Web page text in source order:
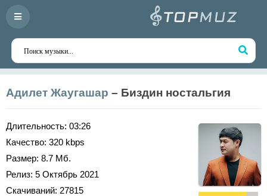
Адилет Жаугашар – Биздин ностальгия
Длительность: 03:26
Качество: 320 kbps
Размер: 8.7 Мб.
Релиз: 5 Октябрь 2021
Скачиваний: 27815